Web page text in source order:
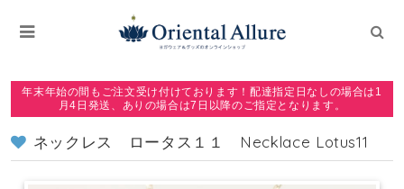
年末年始の間もご注文受け付けております！配達指定日なしの場合は1
月4日発送、ありの場合は7日以降のご指定となります。
ネックレス ロータス１１ Necklace Lotus11